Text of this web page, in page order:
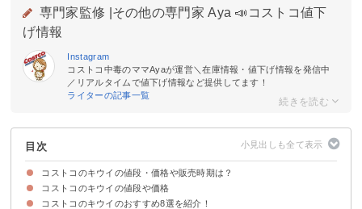
専門家監修 | その他の専門家 Aya 📣コストコ値下
げ情報
Instagram
コストコ中毒のママAyaが運営＼在庫情報・値下げ情報を発信中
／リアルタイムで値下げ情報など提供してます！
ライターの記事一覧
目次
コストコのキウイの値段・価格や販売時期は？
コストコのキウイの値段や価格
コストコのキウイの販売時期
コストコのキウイのおすすめ8選を紹介！